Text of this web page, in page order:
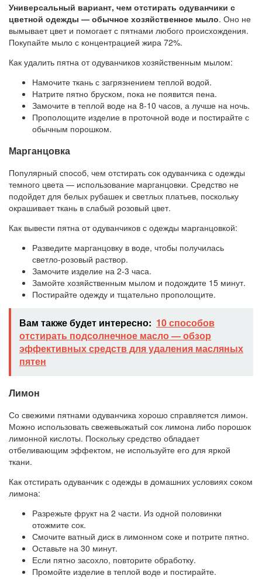
Универсальный вариант, чем отстирать одуванчики с
цветной одежды — обычное хозяйственное мыло. Оно не
вымывает цвет и помогает с пятнами любого происхождения.
Покупайте мыло с концентрацией жира 72%.
Как удалить пятна от одуванчиков хозяйственным мылом:
Намочите ткань с загрязнением теплой водой.
Натрите пятно бруском, пока не появится пена.
Замочите в теплой воде на 8-10 часов, а лучше на ночь.
Прополощите изделие в проточной воде и постирайте с
обычным порошком.
Марганцовка
Популярный способ, чем отстирать сок одуванчика с одежды
темного цвета — использование марганцовки. Средство не
подойдет для белых рубашек и светлых платьев, поскольку
окрашивает ткань в слабый розовый цвет.
Как вывести пятна от одуванчиков с одежды марганцовкой:
Разведите марганцовку в воде, чтобы получилась
светло-розовый раствор.
Замочите изделие на 2-3 часа.
Замойте хозяйственным мылом и подождите 15 минут.
Постирайте одежду и тщательно прополощите.
Вам также будет интересно: 10 способов
отстирать подсолнечное масло — обзор
эффективных средств для удаления масляных
пятен
Лимон
Со свежими пятнами одуванчика хорошо справляется лимон.
Можно использовать свежевыжатый сок лимона либо порошок
лимонной кислоты. Поскольку средство обладает
отбеливающим эффектом, не используйте его для яркой
ткани.
Как отстирать одуванчик с одежды в домашних условиях соком
лимона:
Разрежьте фрукт на 2 части. Из одной половинки
отожмите сок.
Смочите ватный диск в лимонном соке и потрите пятно.
Оставьте на 30 минут.
Если пятно засохло, повторите обработку.
Промойте изделие в теплой воде и постирайте.